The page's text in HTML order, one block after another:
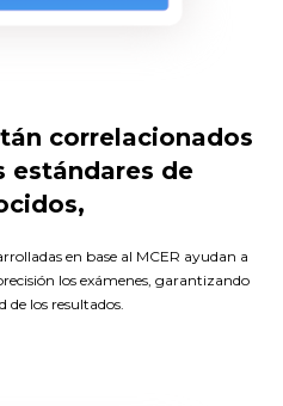
correlacionados
estándares de
en base al MCER ayudan a
los exámenes, garantizando
los resultados.